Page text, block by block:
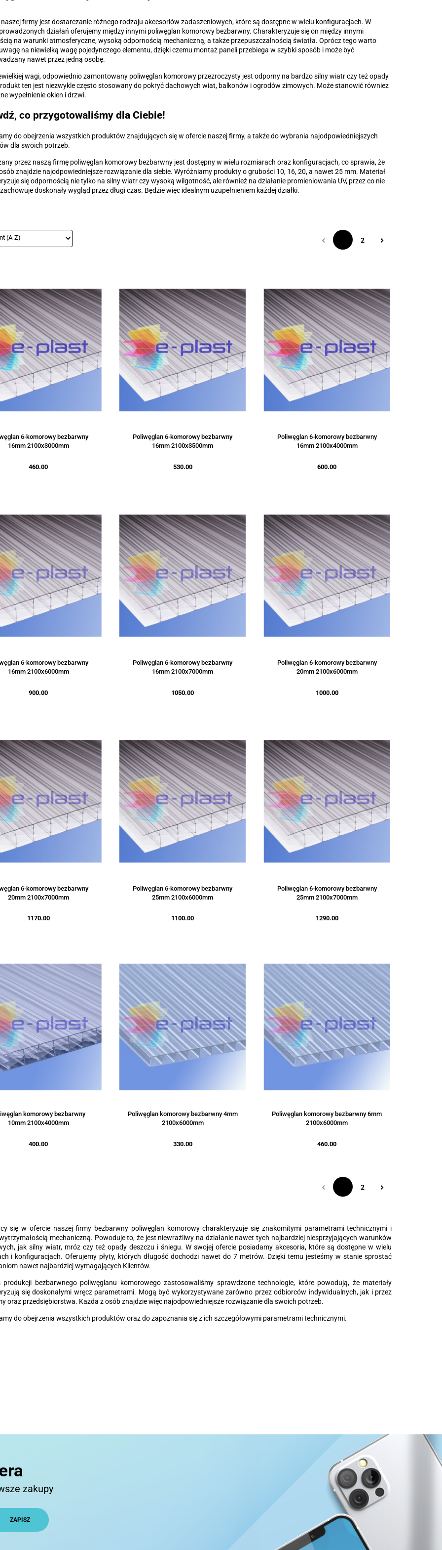
firmy jest dostarczanie różnego rodzaju akcesoriów zadaszeniowych, które są dostępne w wielu konfiguracjach. W
działań oferujemy między innymi poliwęglan komorowy bezbarwny. Charakteryzuje się on między innymi
na warunki atmosferyczne, wysoką odpornością mechaniczną, a także przepuszczalnością światła. Oprócz tego warto
na niewielką wagę pojedynczego elementu, dzięki czemu montaż paneli przebiega w szybki sposób i może być
nawet przez jedną osobę.
wagi, odpowiednio zamontowany poliwęglan komorowy przezroczysty jest odporny na bardzo silny wiatr czy też opady
ten jest niezwykle często stosowany do pokryć dachowych wiat, balkonów i ogrodów zimowych. Może stanowić również
wypełnienie okien i drzwi.
co przygotowaliśmy dla Ciebie!
do obejrzenia wszystkich produktów znajdujących się w ofercie naszej firmy, a także do wybrania najodpowiedniejszych
dla swoich potrzeb.
przez naszą firmę poliwęglan komorowy bezbarwny jest dostępny w wielu rozmiarach oraz konfiguracjach, co sprawia, że
znajdzie najodpowiedniejsze rozwiązanie dla siebie. Wyróżniamy produkty o grubości 10, 16, 20, a nawet 25 mm. Materiał
się odpornością nie tylko na silny wiatr czy wysoką wilgotność, ale również na działanie promieniowania UV, przez co nie
doskonały wygląd przez długi czas. Będzie więc idealnym uzupełnieniem każdej działki.
2
6-komorowy bezbarwny
16mm 2100x3000mm
460.00
Poliwęglan 6-komorowy bezbarwny
16mm 2100x3500mm
530.00
Poliwęglan 6-komorowy bezbarwny
16mm 2100x4000mm
600.00
6-komorowy bezbarwny
16mm 2100x6000mm
900.00
Poliwęglan 6-komorowy bezbarwny
16mm 2100x7000mm
1050.00
Poliwęglan 6-komorowy bezbarwny
20mm 2100x6000mm
1000.00
6-komorowy bezbarwny
20mm 2100x7000mm
1170.00
Poliwęglan 6-komorowy bezbarwny
25mm 2100x6000mm
1100.00
Poliwęglan 6-komorowy bezbarwny
25mm 2100x7000mm
1290.00
komorowy bezbarwny
10mm 2100x4000mm
400.00
Poliwęglan komorowy bezbarwny 4mm
2100x6000mm
330.00
Poliwęglan komorowy bezbarwny 6mm
2100x6000mm
460.00
2
się w ofercie naszej firmy bezbarwny poliwęglan komorowy charakteryzuje się znakomitymi parametrami technicznymi i
mechaniczną. Powoduje to, że jest niewrażliwy na działanie nawet tych najbardziej niesprzyjających warunków
jak silny wiatr, mróz czy też opady deszczu i śniegu. W swojej ofercie posiadamy akcesoria, które są dostępne w wielu
i konfiguracjach. Oferujemy płyty, których długość dochodzi nawet do 7 metrów. Dzięki temu jesteśmy w stanie sprostać
nawet najbardziej wymagających Klientów.
produkcji bezbarwnego poliwęglanu komorowego zastosowaliśmy sprawdzone technologie, które powodują, że materiały
się doskonałymi wręcz parametrami. Mogą być wykorzystywane zarówno przez odbiorców indywidualnych, jak i przez
oraz przedsiębiorstwa. Każda z osób znajdzie więc najodpowiedniejsze rozwiązanie dla swoich potrzeb.
do obejrzenia wszystkich produktów oraz do zapoznania się z ich szczegółowymi parametrami technicznymi.
zakupy